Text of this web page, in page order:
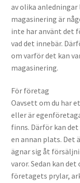
av olika
magasinering är
inte har använt det
vad det innebär.
om varför det kan
magasinering.
För företag
Oavsett om du har
eller är
finns. Därför kan
en annan plats.
ägnar sig åt
varor. Sedan kan
företagets prylar,